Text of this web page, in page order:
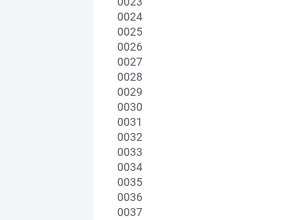
0024
0025
0026
0027
0028
0029
0030
0031
0032
0033
0034
0035
0036
0037